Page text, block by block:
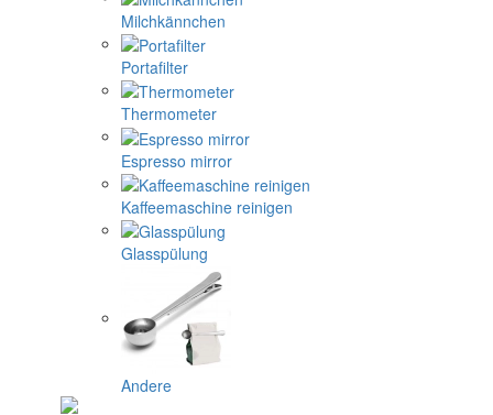
Milchkännchen
Portafilter
Thermometer
Espresso mirror
Kaffeemaschine reinigen
Glasspülung
Andere